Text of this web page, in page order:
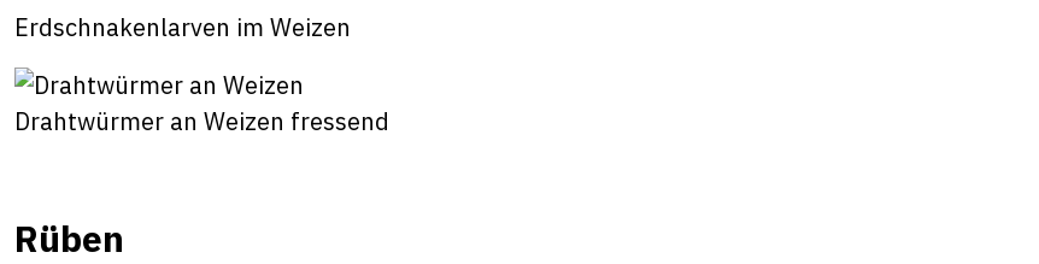
Erdschnakenlarven im Weizen
Drahtwürmer an Weizen fressend
Rüben